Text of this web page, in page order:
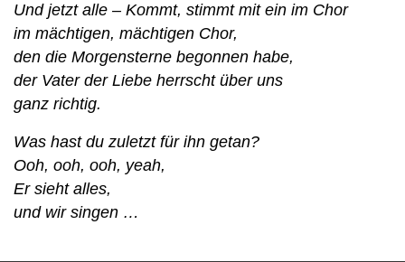
Und jetzt alle – Kommt, stimmt mit ein im Chor
im mächtigen, mächtigen Chor,
den die Morgensterne begonnen habe,
der Vater der Liebe herrscht über uns
ganz richtig.
Was hast du zuletzt für ihn getan?
Ooh, ooh, ooh, yeah,
Er sieht alles,
und wir singen …